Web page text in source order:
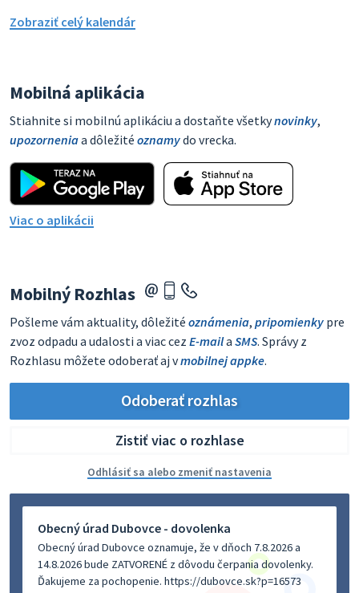
Zobraziť celý kalendár
Mobilná aplikácia
Stiahnite si mobilnú aplikáciu a dostaňte všetkynovinky,
upozorneniaa dôležité oznamydo vrecka.
Viac o aplikácii
Mobilný Rozhlas
Pošleme vám aktuality, dôležité oznámenia, pripomienky pre
zvoz odpadu a udalosti a viac cez E-maila SMS. Správy z
Rozhlasu môžete odoberať aj vmobilnej appke.
Odoberať rozhlas
Zistiť viac o rozhlase
Odhlásiť sa alebo zmeniť nastavenia
Obecný úrad Dubovce - dovolenka
Obecný úrad Dubovce oznamuje, že v dňoch 7.8.2026 a
14.8.2026 bude ZATVORENÉ z dôvodu čerpania dovolenky.
Ďakujeme za pochopenie. https://dubovce.sk?p=16573